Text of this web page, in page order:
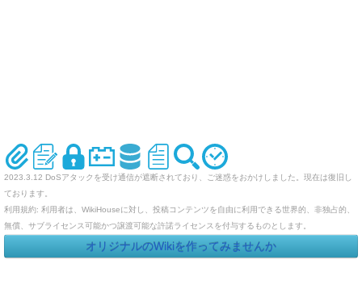
2023.3.12 DoSアタックを受け通信が遮断されており、ご迷惑をおかけしました。現在は復旧し
ております。
利用規約: 利用者は、WikiHouseに対し、投稿コンテンツを自由に利用できる世界的、非独占的、
無償、サブライセンス可能かつ譲渡可能な許諾ライセンスを付与するものとします。
オリジナルのWikiを作ってみませんか